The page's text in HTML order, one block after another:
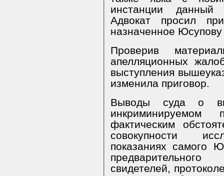
инстанции данный
Адвокат просил
назначенное Юсупову
Проверив
апелляционных
выступления вышеуказанных лиц,
изменила приговор.
Выводы суда о
инкриминируемом
фактическим
совокупности
показаниях самого
свидетелей,